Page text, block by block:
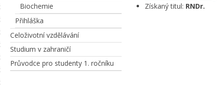
Biochemie
Přihláška
Celoživotní vzdělávání
Studium v zahraničí
Průvodce pro studenty 1. ročníku
Získaný titul: RNDr.